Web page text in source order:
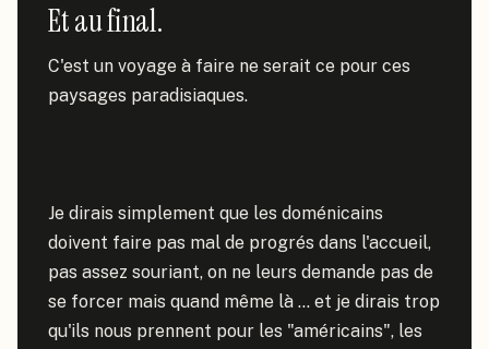
Et au final.
C'est un voyage à faire ne serait ce pour ces
paysages paradisiaques.
Je dirais simplement que les doménicains
doivent faire pas mal de progrés dans l'accueil,
pas assez souriant, on ne leurs demande pas de
se forcer mais quand même là ... et je dirais trop
qu'ils nous prennent pour les "américains", les